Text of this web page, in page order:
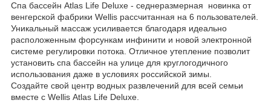
Спа бассейн Atlas Life Deluxe - седнеразмерная новинка от
венгерской фабрики Wellis рассчитанная на 6 пользователей.
Уникальный массаж усиливается благодаря идеально
расположенным форсункам инфинити и новой электронной
системе регулировки потока. Отличное утепление позволит
установить спа бассейн на улице для круглогодичного
использования даже в условиях российской зимы.
Создайте свой центр водных развлечений для всей семьи
вместе с Wellis Atlas Life Deluxe.